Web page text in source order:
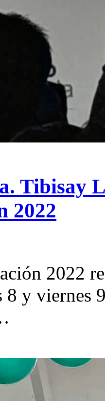
Tibisay
2022
2022
8 y viernes